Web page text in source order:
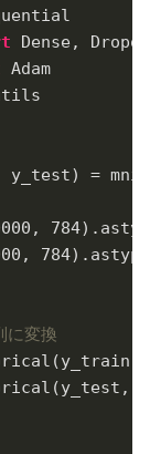
, 784
, 784
に変換